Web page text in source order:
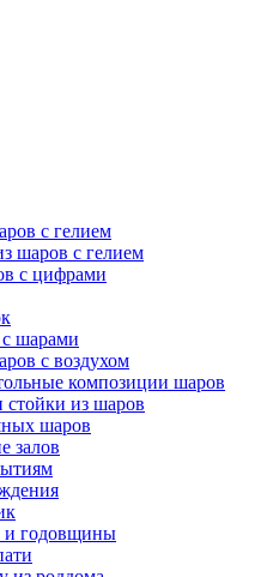
с гелием
шаров с гелием
с цифрами
шарами
с воздухом
композиции шаров
из шаров
шаров
залов
и годовщины